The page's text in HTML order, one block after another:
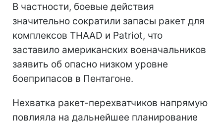
В частности, боевые действия
значительно сократили запасы ракет для
комплексов THAAD и Patriot, что
заставило американских военачальников
заявить об опасно низком уровне
боеприпасов в Пентагоне.
Нехватка ракет-перехватчиков напрямую
повлияла на дальнейшее планирование